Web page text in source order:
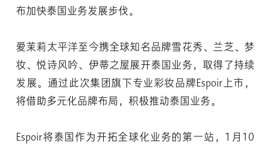
布加快泰国业务发展步伐。
爱茉莉太平洋至今携全球知名品牌雪花秀、兰芝、梦
妆、悦诗风吟、伊蒂之屋展开泰国业务，取得了持续
发展。通过此次集团旗下专业彩妆品牌Espoir上市，
将借助多元化品牌布局，积极推动泰国业务。
Espoir将泰国作为开拓全球化业务的第一站，1月10